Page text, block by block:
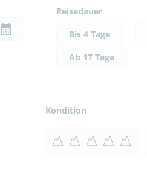
Reisedauer
Bis 4 Tage
Ab 17 Tage
Kondition